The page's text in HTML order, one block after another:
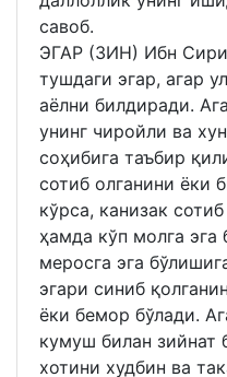
савоб.
ЭГАР (ЗИН) Ибн
тушдаги эгар, агар
аёлни билдиради.
унинг чиройли ва
соҳибига таъбир
сотиб олганини ёки
кўрса, канизак
ҳамда кўп молга
меросга эга
эгари синиб
ёки бемор бўлади.
кумуш билан зийнат
хотини худбин ва